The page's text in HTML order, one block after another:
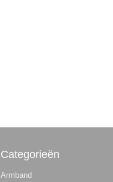
Categorieën
Armband